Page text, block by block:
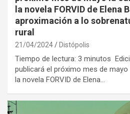
la novela FORVID de Elena
aproximación a lo
rural
21/04/2024 Distópolis
Tiempo de lectura: 3 minutos
publicará el próximo mes de
la novela FORVID de Elena…